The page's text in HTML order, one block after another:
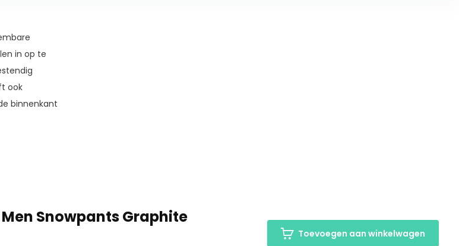
in op te
ook
binnenkant
kan
Snowpants Graphite
Toevoegen aan winkelwagen